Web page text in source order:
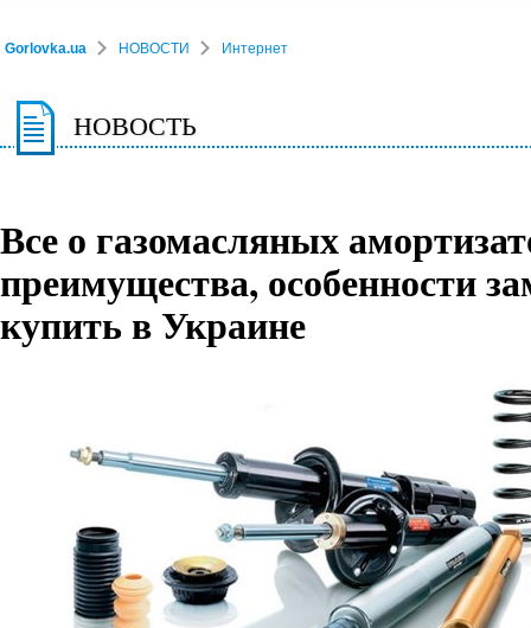
Gorlovka.ua НОВОСТИ Интернет
НОВОСТЬ
Все о газомасляных
преимущества, особенности
купить в Украине